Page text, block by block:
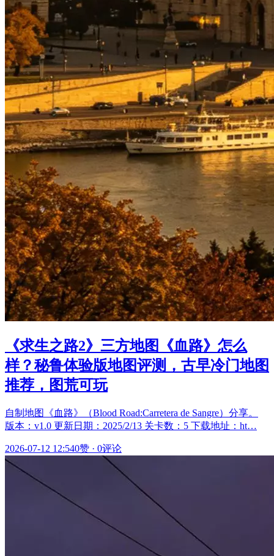
《求生之路2》三方地图《血路》怎么
样？秘鲁体验版地图评测，古早冷门地图
推荐，图荒可玩
自制地图《血路》（Blood Road:Carretera de Sangre）分享。
版本：v1.0 更新日期：2025/2/13 关卡数：5 下载地址：ht…
2026-07-12 12:540赞 · 0评论